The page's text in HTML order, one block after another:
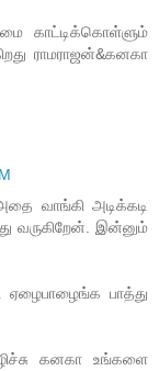
காட்டிக்கொள்ளும்
ராமராஜன்&கனகா
வாங்கி அடிக்கடி
வருகிறேன். இன்னும்
பாத்து
கனகா உங்களை